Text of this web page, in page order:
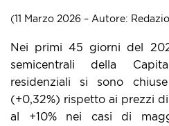
(11 Marzo 2026 – Autore:
Nei primi 45 giorni del
semicentrali della
residenziali si sono
(+0,32%) rispetto ai prezzi
al +10% nei casi di